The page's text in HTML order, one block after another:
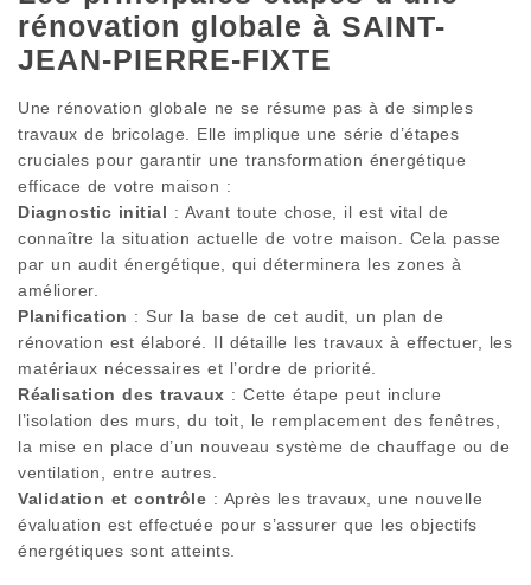
rénovation globale à SAINT-
JEAN-PIERRE-FIXTE
Une rénovation globale ne se résume pas à de simples
travaux de bricolage. Elle implique une série d’étapes
cruciales pour garantir une transformation énergétique
efficace de votre maison :
Diagnostic initial : Avant toute chose, il est vital de
connaître la situation actuelle de votre maison. Cela passe
par un audit énergétique, qui déterminera les zones à
améliorer.
Planification : Sur la base de cet audit, un plan de
rénovation est élaboré. Il détaille les travaux à effectuer, les
matériaux nécessaires et l’ordre de priorité.
Réalisation des travaux : Cette étape peut inclure
l’isolation des murs, du toit, le remplacement des fenêtres,
la mise en place d’un nouveau système de chauffage ou de
ventilation, entre autres.
Validation et contrôle : Après les travaux, une nouvelle
évaluation est effectuée pour s’assurer que les objectifs
énergétiques sont atteints.